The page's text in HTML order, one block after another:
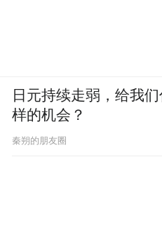
日元持续走弱，给我们
样的机会？
秦朔的朋友圈